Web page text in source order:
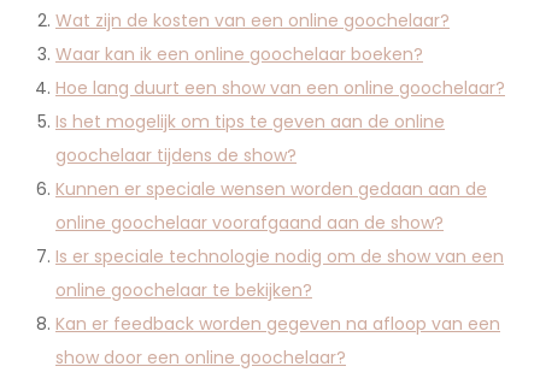
Wat zijn de kosten van een online goochelaar?
Waar kan ik een online goochelaar boeken?
Hoe lang duurt een show van een online goochelaar?
Is het mogelijk om tips te geven aan de online
goochelaar tijdens de show?
Kunnen er speciale wensen worden gedaan aan de
online goochelaar voorafgaand aan de show?
Is er speciale technologie nodig om de show van een
online goochelaar te bekijken?
Kan er feedback worden gegeven na afloop van een
show door een online goochelaar?